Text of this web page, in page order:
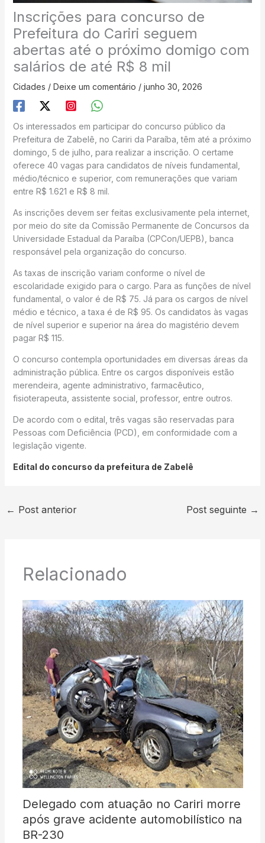
Inscrições para concurso de
Prefeitura do Cariri seguem
abertas até o próximo domigo com
salários de até R$ 8 mil
Cidades / Deixe um comentário / junho 30, 2026
Os interessados em participar do concurso público da
Prefeitura de Zabelê, no Cariri da Paraíba, têm até a próximo
domingo, 5 de julho, para realizar a inscrição. O certame
oferece 40 vagas para candidatos de níveis fundamental,
médio/técnico e superior, com remunerações que variam
entre R$ 1.621 e R$ 8 mil.
As inscrições devem ser feitas exclusivamente pela internet,
por meio do site da Comissão Permanente de Concursos da
Universidade Estadual da Paraíba (CPCon/UEPB), banca
responsável pela organização do concurso.
As taxas de inscrição variam conforme o nível de
escolaridade exigido para o cargo. Para as funções de nível
fundamental, o valor é de R$ 75. Já para os cargos de nível
médio e técnico, a taxa é de R$ 95. Os candidatos às vagas
de nível superior e superior na área do magistério devem
pagar R$ 115.
O concurso contempla oportunidades em diversas áreas da
administração pública. Entre os cargos disponíveis estão
merendeira, agente administrativo, farmacêutico,
fisioterapeuta, assistente social, professor, entre outros.
De acordo com o edital, três vagas são reservadas para
Pessoas com Deficiência (PCD), em conformidade com a
legislação vigente.
Edital do concurso da prefeitura de Zabelê
← Post anterior Post seguinte →
Relacionado
Delegado com atuação no Cariri morre
após grave acidente automobilístico na
BR-230